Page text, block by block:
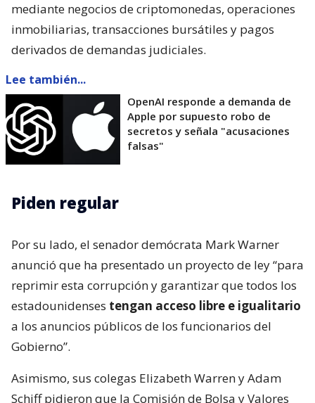
mediante negocios de criptomonedas, operaciones
inmobiliarias, transacciones bursátiles y pagos
derivados de demandas judiciales.
Lee también...
OpenAI responde a demanda de
Apple por supuesto robo de
secretos y señala "acusaciones
falsas"
Piden regular
Por su lado, el senador demócrata Mark Warner
anunció que ha presentado un proyecto de ley “para
reprimir esta corrupción y garantizar que todos los
estadounidenses tengan acceso libre e igualitario
a los anuncios públicos de los funcionarios del
Gobierno”.
Asimismo, sus colegas Elizabeth Warren y Adam
Schiff pidieron que la Comisión de Bolsa y Valores